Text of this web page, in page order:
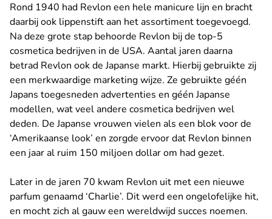
Rond 1940 had Revlon een hele manicure lijn en bracht
daarbij ook lippenstift aan het assortiment toegevoegd.
Na deze grote stap behoorde Revlon bij de top-5
cosmetica bedrijven in de USA. Aantal jaren daarna
betrad Revlon ook de Japanse markt. Hierbij gebruikte zij
een merkwaardige marketing wijze. Ze gebruikte géén
Japans toegesneden advertenties en géén Japanse
modellen, wat veel andere cosmetica bedrijven wel
deden. De Japanse vrouwen vielen als een blok voor de
‘Amerikaanse look’ en zorgde ervoor dat Revlon binnen
een jaar al ruim 150 miljoen dollar om had gezet.
Later in de jaren 70 kwam Revlon uit met een nieuwe
parfum genaamd ‘Charlie’. Dit werd een ongelofelijke hit,
en mocht zich al gauw een wereldwijd succes noemen.